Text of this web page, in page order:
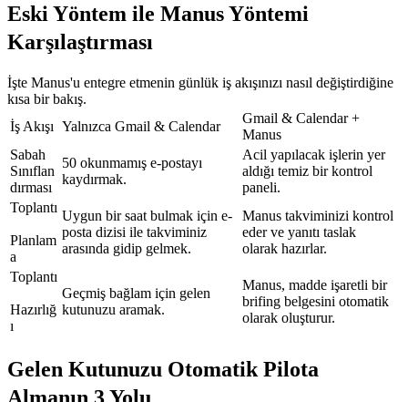
Eski Yöntem ile Manus Yöntemi
Karşılaştırması
İşte Manus'u entegre etmenin günlük iş akışınızı nasıl değiştirdiğine
kısa bir bakış.
İş Akışı Yalnızca Gmail & Calendar
Gmail & Calendar +
Manus
Sabah
Sınıflan
dırması
50 okunmamış e-postayı
kaydırmak.
Acil yapılacak işlerin yer
aldığı temiz bir kontrol
paneli.
Toplantı
Planlam
a
Uygun bir saat bulmak için e-
posta dizisi ile takviminiz
arasında gidip gelmek.
Manus takviminizi kontrol
eder ve yanıtı taslak
olarak hazırlar.
Toplantı
Hazırlığ
ı
Geçmiş bağlam için gelen
kutunuzu aramak.
Manus, madde işaretli bir
brifing belgesini otomatik
olarak oluşturur.
Gelen Kutunuzu Otomatik Pilota
Almanın 3 Yolu